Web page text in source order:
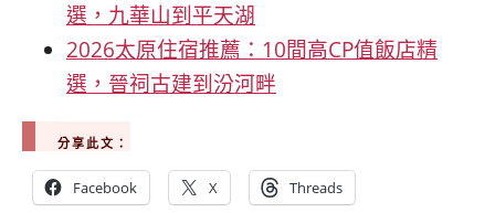
選，九華山到平天湖
2026太原住宿推薦：10間高CP值飯店精
選，晉祠古建到汾河畔
分享此文：
Facebook X Threads